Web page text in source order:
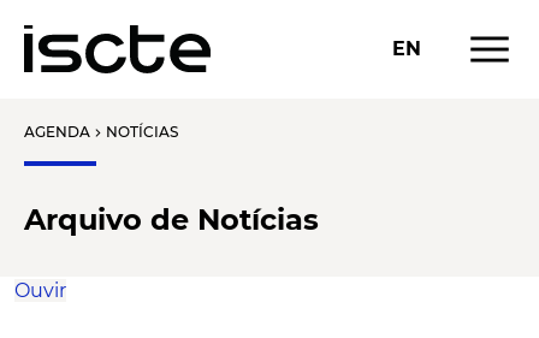
EN menu
AGENDA chevron_right NOTÍCIAS
Arquivo de Notícias
Ouvir